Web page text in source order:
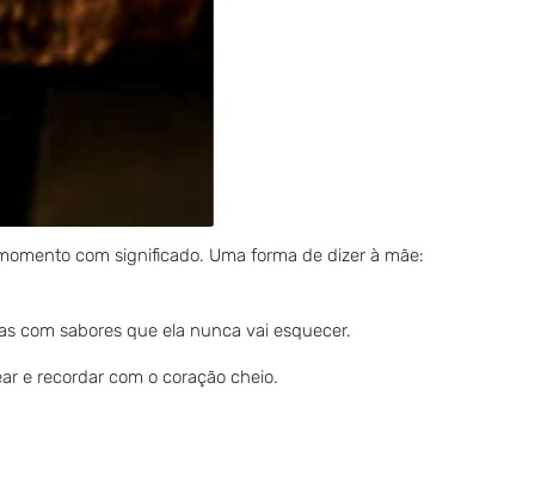
e calma.
com significado. Uma forma de dizer à mãe:
com sabores que ela nunca vai esquecer.
e recordar com o coração cheio.